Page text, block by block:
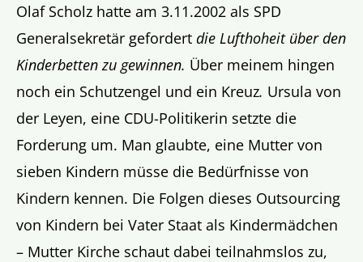
Olaf Scholz hatte am 3.11.2002 als SPD
Generalsekretär gefordert die Lufthoheit über den
Kinderbetten zu gewinnen. Über meinem hingen
noch ein Schutzengel und ein Kreuz. Ursula von
der Leyen, eine CDU-Politikerin setzte die
Forderung um. Man glaubte, eine Mutter von
sieben Kindern müsse die Bedürfnisse von
Kindern kennen. Die Folgen dieses Outsourcing
von Kindern bei Vater Staat als Kindermädchen
– Mutter Kirche schaut dabei teilnahmslos zu,